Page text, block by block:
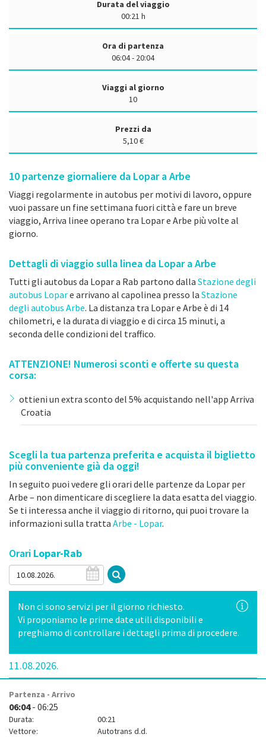
Durata del viaggio
00:21 h
Ora di partenza
06:04 - 20:04
Viaggi al giorno
10
Prezzi da
5,10 €
10 partenze giornaliere da Lopar a Arbe
Viaggi regolarmente in autobus per motivi di lavoro, oppure
vuoi passare un fine settimana fuori città e fare un breve
viaggio, Arriva linee operano tra Lopar e Arbe più volte al
giorno.
Dettagli di viaggio sulla linea da Lopar a Arbe
Tutti gli autobus da Lopar a Rab partono dalla Stazione degli
autobus Lopare arrivano al capolinea presso la Stazione
degli autobus Arbe. La distanza tra Lopar e Arbe è di 14
chilometri, e la durata di viaggio e di circa 15 minuti, a
seconda delle condizioni del traffico.
ATTENZIONE! Numerosi sconti e offerte su questa
corsa:
ottieni un extra sconto del 5% acquistando nell'app Arriva
Croatia
Scegli la tua partenza preferita e acquista il biglietto
più conveniente già da oggi!
In seguito puoi vedere gli orari delle partenze da Lopar per
Arbe – non dimenticare di scegliere la data esatta del viaggio.
Se ti interessa anche il viaggio di ritorno, qui puoi trovare la
informazioni sulla tratta Arbe - Lopar.
Orari Lopar-Rab
Non ci sono servizi per il giorno richiesto.
Vi proponiamo le prime date utili disponibili e
preghiamo di controllare i dettagli prima di procedere.
11.08.2026.
Partenza - Arrivo
06:04- 06:25
Durata:
00:21
Vettore:
Autotrans d.d.